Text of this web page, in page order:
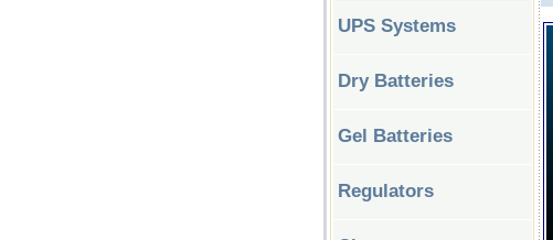
UPS Systems
Dry Batteries
Gel Batteries
Regulators